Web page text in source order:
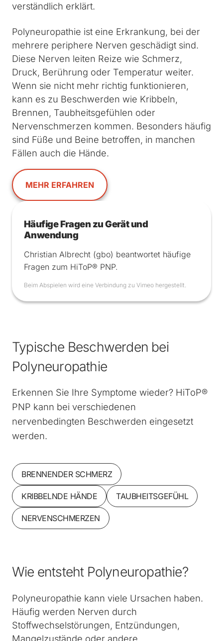
verständlich erklärt.
Polyneuropathie ist eine Erkrankung, bei der
mehrere periphere Nerven geschädigt sind.
Diese Nerven leiten Reize wie Schmerz,
Druck, Berührung oder Temperatur weiter.
Wenn sie nicht mehr richtig funktionieren,
kann es zu Beschwerden wie Kribbeln,
Brennen, Taubheitsgefühlen oder
Nervenschmerzen kommen. Besonders häufig
sind Füße und Beine betroffen, in manchen
Fällen auch die Hände.
MEHR ERFAHREN
Häufige Fragen zu Gerät und
Anwendung
Christian Albrecht (gbo) beantwortet häufige
Fragen zum HiToP® PNP.
Beim Abspielen wird eine Verbindung zu Vimeo hergestellt.
Typische Beschwerden bei
Polyneuropathie
Erkennen Sie Ihre Symptome wieder? HiToP®
PNP kann bei verschiedenen
nervenbedingten Beschwerden eingesetzt
werden.
BRENNENDER SCHMERZ
KRIBBELNDE HÄNDE TAUBHEITSGEFÜHL
NERVENSCHMERZEN
Wie entsteht Polyneuropathie?
Polyneuropathie kann viele Ursachen haben.
Häufig werden Nerven durch
Stoffwechselstörungen, Entzündungen,
Mangelzustände oder andere